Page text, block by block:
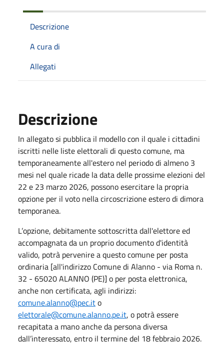
Descrizione
A cura di
Allegati
Descrizione
In allegato si pubblica il modello con il quale i cittadini
iscritti nelle liste elettorali di questo comune, ma
temporaneamente all'estero nel periodo di almeno 3
mesi nel quale ricade la data delle prossime elezioni del
22 e 23 marzo 2026, possono esercitare la propria
opzione per il voto nella circoscrizione estero di dimora
temporanea.
L’opzione, debitamente sottoscritta dall'elettore ed
accompagnata da un proprio documento d'identità
valido, potrà pervenire a questo comune per posta
ordinaria [all'indirizzo Comune di Alanno - via Roma n.
32 - 65020 ALANNO (PE)] o per posta elettronica,
anche non certificata, agli indirizzi:
comune.alanno@pec.ito
elettorale@comune.alanno.pe.it, o potrà essere
recapitata a mano anche da persona diversa
dall’interessato, entro il termine del 18 febbraio 2026.